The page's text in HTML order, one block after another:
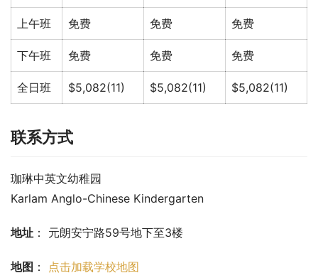
上午班 免费 免费 免费
下午班 免费 免费 免费
全日班 $5,082(11) $5,082(11) $5,082(11)
联系方式
珈琳中英文幼稚园
Karlam Anglo-Chinese Kindergarten
地址 ： 元朗安宁路59号地下至3楼
地图 ： 点击加载学校地图